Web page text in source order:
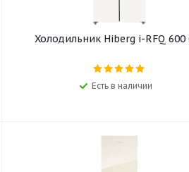
Холодильник Hiberg i-RFQ 600
Есть в наличии